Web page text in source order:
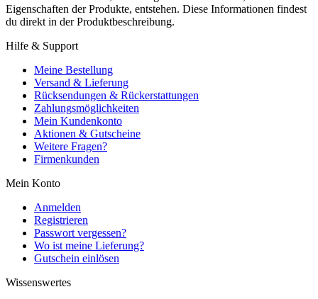
Eigenschaften der Produkte, entstehen. Diese Informationen findest
du direkt in der Produktbeschreibung.
Hilfe & Support
Meine Bestellung
Versand & Lieferung
Rücksendungen & Rückerstattungen
Zahlungsmöglichkeiten
Mein Kundenkonto
Aktionen & Gutscheine
Weitere Fragen?
Firmenkunden
Mein Konto
Anmelden
Registrieren
Passwort vergessen?
Wo ist meine Lieferung?
Gutschein einlösen
Wissenswertes